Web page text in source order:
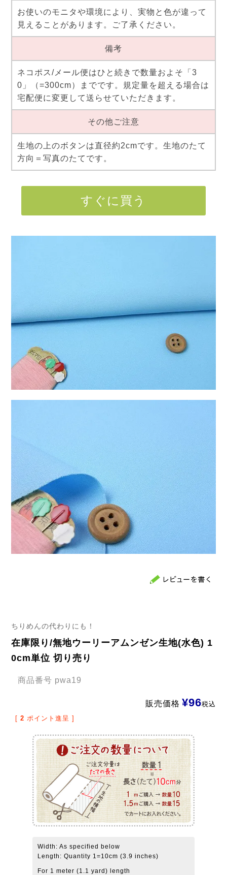
お使いのモニタや環境により、実物と色が違って
見えることがあります。ご了承ください。
備考
ネコポス/メール便はひと続きで数量およそ「3
0」（=300cm）までです。規定量を超える場合は
宅配便に変更して送らせていただきます。
その他ご注意
生地の上のボタンは直径約2cmです。生地のたて
方向＝写真のたてです。
すぐに買う
ちりめんの代わりにも！
在庫限り/無地ウーリーアムンゼン生地(水色) 1
0cm単位 切り売り
商品番号 pwa19
販売価格 ¥96税込
[ 2 ポイント進呈 ]
Width: As specified below
Length: Quantity 1=10cm (3.9 inches)
For 1 meter (1.1 yard) length